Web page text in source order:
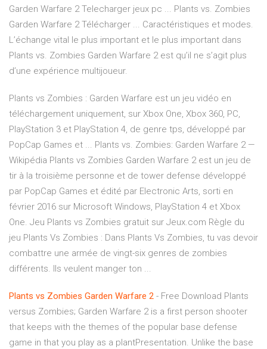
Garden Warfare 2 Telecharger jeux pc ... Plants vs. Zombies
Garden Warfare 2 Télécharger ... Caractéristiques et modes.
L’échange vital le plus important et le plus important dans
Plants vs. Zombies Garden Warfare 2 est qu’il ne s’agit plus
d’une expérience multijoueur.
Plants vs Zombies : Garden Warfare est un jeu vidéo en
téléchargement uniquement, sur Xbox One, Xbox 360, PC,
PlayStation 3 et PlayStation 4, de genre tps, développé par
PopCap Games et ... Plants vs. Zombies: Garden Warfare 2 —
Wikipédia Plants vs Zombies Garden Warfare 2 est un jeu de
tir à la troisième personne et de tower defense développé
par PopCap Games et édité par Electronic Arts, sorti en
février 2016 sur Microsoft Windows, PlayStation 4 et Xbox
One. Jeu Plants vs Zombies gratuit sur Jeux.com Règle du
jeu Plants Vs Zombies : Dans Plants Vs Zombies, tu vas devoir
combattre une armée de vingt-six genres de zombies
différents. Ils veulent manger ton ...
Plants vs Zombies Garden Warfare 2 - Free Download Plants
versus Zombies; Garden Warfare 2 is a first person shooter
that keeps with the themes of the popular base defense
game in that you play as a plantPresentation. Unlike the base